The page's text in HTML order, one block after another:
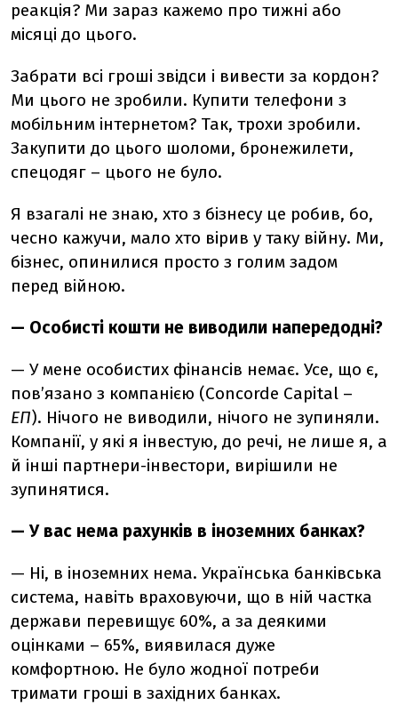
реакція? Ми зараз кажемо про тижні або
місяці до цього.
Забрати всі гроші звідси і вивести за кордон?
Ми цього не зробили. Купити телефони з
мобільним інтернетом? Так, трохи зробили.
Закупити до цього шоломи, бронежилети,
спецодяг – цього не було.
Я взагалі не знаю, хто з бізнесу це робив, бо,
чесно кажучи, мало хто вірив у таку війну. Ми,
бізнес, опинилися просто з голим задом
перед війною.
— Особисті кошти не виводили напередодні?
— У мене особистих фінансів немає. Усе, що є,
пов’язано з компанією (Concorde Capital –
ЕП). Нічого не виводили, нічого не зупиняли.
Компанії, у які я інвестую, до речі, не лише я, а
й інші партнери-інвестори, вирішили не
зупинятися.
— У вас нема рахунків в іноземних банках?
— Ні, в іноземних нема. Українська банківська
система, навіть враховуючи, що в ній частка
держави перевищує 60%, а за деякими
оцінками – 65%, виявилася дуже
комфортною. Не було жодної потреби
тримати гроші в західних банках.